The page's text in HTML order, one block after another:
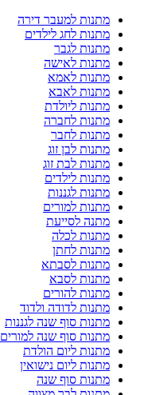
מתנות למעבר דירה
מתנות לחג לילדים
מתנות לגבר
מתנות לאישה
מתנות לאמא
מתנות לאבא
מתנות ליולדת
מתנות לחברה
מתנות לחבר
מתנות לבן זוג
מתנות לבת זוג
מתנות לילדים
מתנות לגננות
מתנות למורים
מתנה לסייעת
מתנות לכלה
מתנות לחתן
מתנות לסבתא
מתנות לסבא
מתנות להורים
מתנות לדודה ולדוד
מתנות סוף שנה לגננות
מתנות סוף שנה למורים
מתנות ליום הולדת
מתנות ליום נישואין
מתנות סוף שנה